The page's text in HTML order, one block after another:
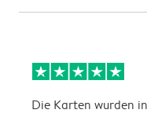
Die Karten wurden